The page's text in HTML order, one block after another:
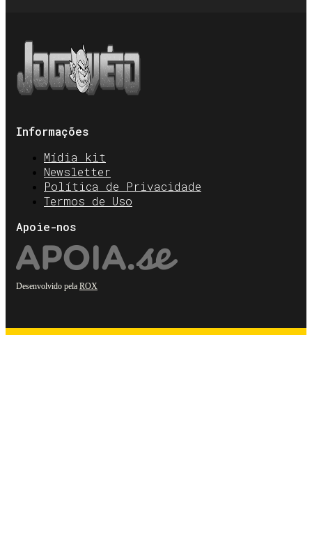
Informações
Mídia kit
Newsletter
Política de Privacidade
Termos de Uso
Apoie-nos
Desenvolvido pela ROX